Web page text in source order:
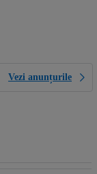
Vezi anunțurile